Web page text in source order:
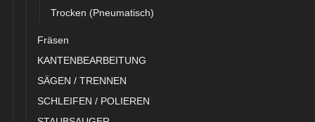
Trocken (Pneumatisch)
Fräsen
KANTENBEARBEITUNG
SÄGEN / TRENNEN
SCHLEIFEN / POLIEREN